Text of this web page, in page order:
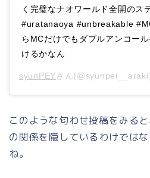
く完璧なナオワールド全開のス
#uratanaoya #unbreakable
らMCだけでもダブルアンコー
けるかなん
syunPEYさん
このような匂わせ投稿をみる
の関係を隠しているわけでは
ね。